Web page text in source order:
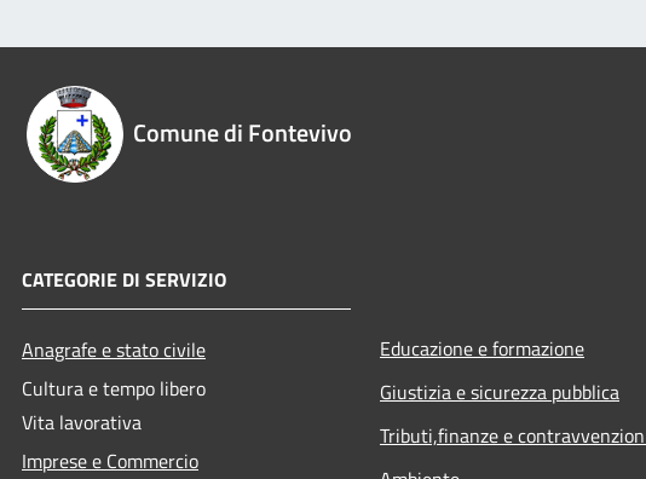
Comune di Fontevivo
CATEGORIE DI SERVIZIO
Anagrafe e stato civile
Cultura e tempo libero
Vita lavorativa
Imprese e Commercio
Educazione e formazione
Giustizia e sicurezza pubblica
Tributi,finanze e